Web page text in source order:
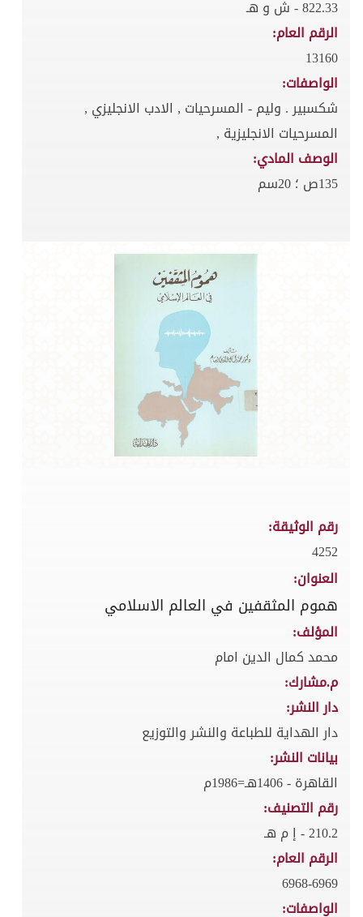
822.33 - ش و هـ
الرقم العام:
13160
الواصفات:
شكسبير . وليم - المسرحيات , الادب الانجليزي ,
المسرحيات الانجليزية ,
الوصف المادي:
135ص ؛ 20سم
رقم الوثيقة:
4252
العنوان:
هموم المثقفين في العالم الاسلامي
المؤلف:
محمد كمال الدين امام
م.مشارك:
دار النشر:
دار الهداية للطباعة والنشر والتوزيع
بيانات النشر:
القاهرة - 1406هـ=1986م
رقم التصنيف:
210.2 - إ م هـ
الرقم العام:
6968-6969
الواصفات: